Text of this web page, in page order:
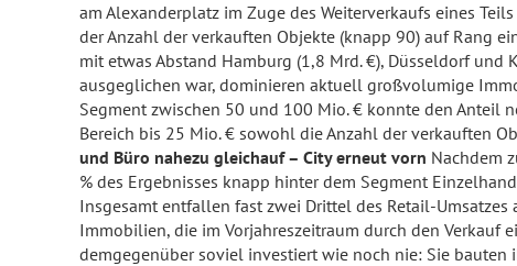
am Alexanderplatz im Zuge des Weiterverkaufs eines
der Anzahl der verkauften Objekte (knapp 90) auf Rang
mit etwas Abstand Hamburg (1,8 Mrd. €), Düsseldorf
ausgeglichen war, dominieren aktuell großvolumige
Segment zwischen 50 und 100 Mio. € konnte den Anteil
Bereich bis 25 Mio. € sowohl die Anzahl der verkauften
und Büro nahezu gleichauf – City erneut vorn Nachdem
% des Ergebnisses knapp hinter dem Segment
Insgesamt entfallen fast zwei Drittel des Retail-
Immobilien, die im Vorjahreszeitraum durch den
demgegenüber soviel investiert wie noch nie: Sie